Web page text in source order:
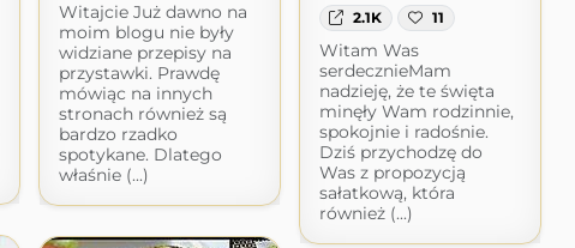
Witajcie Już dawno na
moim blogu nie były
widziane przepisy na
przystawki. Prawdę
mówiąc na innych
stronach również są
bardzo rzadko
spotykane. Dlatego
właśnie (...)
2.1K 11
Witam Was
serdecznieMam
nadzieję, że te święta
minęły Wam rodzinnie,
spokojnie i radośnie.
Dziś przychodzę do
Was z propozycją
sałatkową, która
również (...)